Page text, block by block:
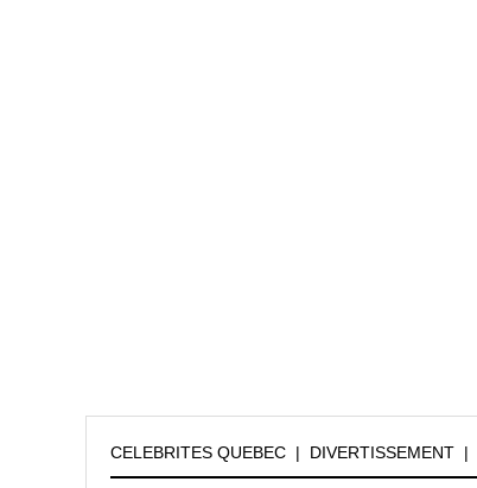
CELEBRITES QUEBEC | DIVERTISSEMENT |